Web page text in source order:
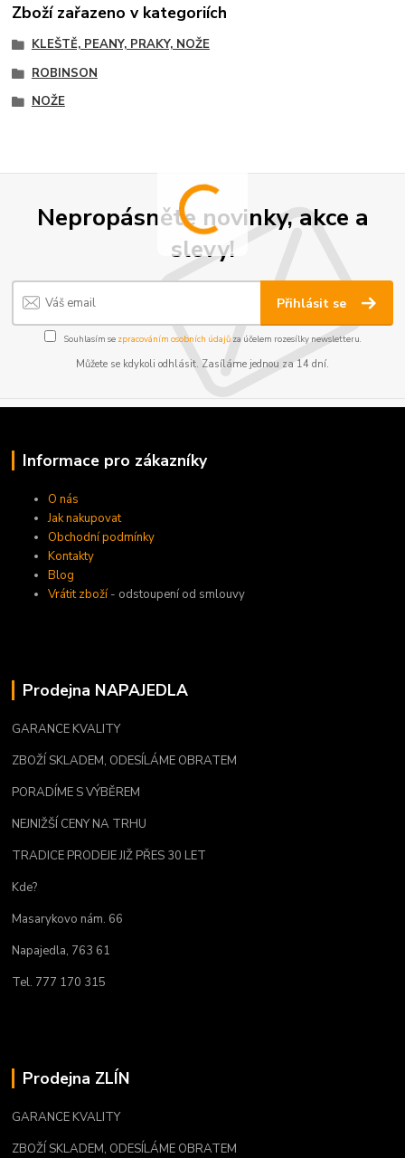
Zboží zařazeno v kategoriích
KLEŠTĚ, PEANY, PRAKY, NOŽE
ROBINSON
NOŽE
Nepropásněte novinky, akce a
slevy!
Přihlásit se
Souhlasím se zpracováním osobních údajůza účelem rozesílky newsletteru.
Můžete se kdykoli odhlásit. Zasíláme jednou za 14 dní.
Informace pro zákazníky
O nás
Jak nakupovat
Obchodní podmínky
Kontakty
Blog
Vrátit zboží- odstoupení od smlouvy
Prodejna NAPAJEDLA
GARANCE KVALITY
ZBOŽÍ SKLADEM, ODESÍLÁME OBRATEM
PORADÍME S VÝBĚREM
NEJNIŽŠÍ CENY NA TRHU
TRADICE PRODEJE JIŽ PŘES 30 LET
Kde?
Masarykovo nám. 66
Napajedla, 763 61
Tel. 777 170 315
Prodejna ZLÍN
GARANCE KVALITY
ZBOŽÍ SKLADEM, ODESÍLÁME OBRATEM